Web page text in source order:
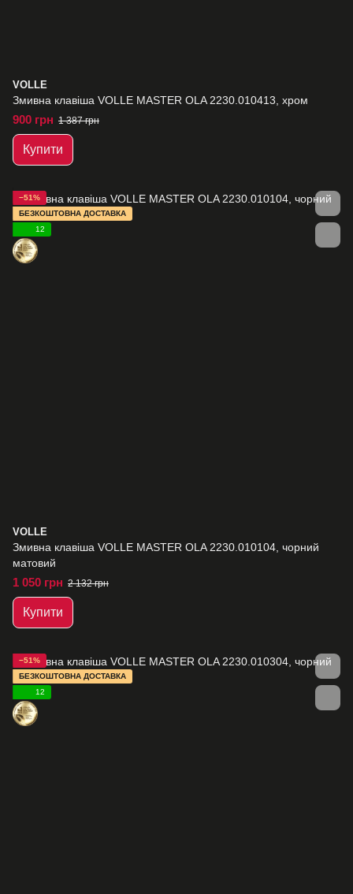
VOLLE
Змивна клавіша VOLLE MASTER OLA 2230.010413, хром
900 грн 1 387 грн
Купити
−51%
БЕЗКОШТОВНА ДОСТАВКА
12
VOLLE
Змивна клавіша VOLLE MASTER OLA 2230.010104, чорний
матовий
1 050 грн 2 132 грн
Купити
−51%
БЕЗКОШТОВНА ДОСТАВКА
12